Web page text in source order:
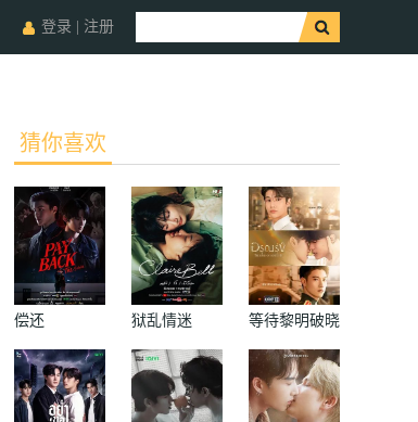
登录 注册
猜你喜欢
偿还 狱乱情迷
等待黎明破晓
时